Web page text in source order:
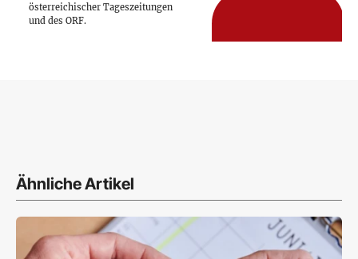
österreichischer Tageszeitungen
und des ORF.
Ähnliche Artikel